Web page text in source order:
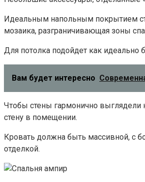
Идеальным напольным покрытием
мозаика, разграничивающая зоны
Для потолка подойдет как
Вам будет интересно
Чтобы стены гармонично выглядели
стену в помещении.
Кровать должна быть массивной, с
отделкой.